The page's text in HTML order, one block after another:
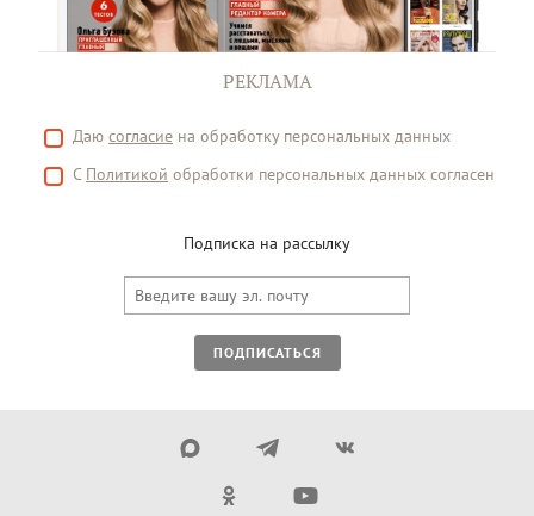
РЕКЛАМА
Даю согласие на обработку персональных данных
С Политикой обработки персональных данных согласен
Подписка на рассылку
ПОДПИСАТЬСЯ